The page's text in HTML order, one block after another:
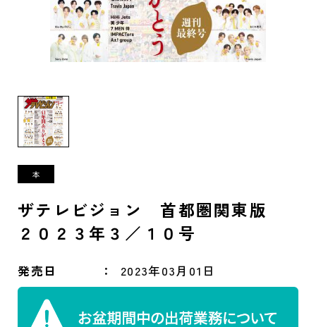
ザテレビジョン 首都圏関東版
２０２３年３／１０号
発売日 2023年03月01日